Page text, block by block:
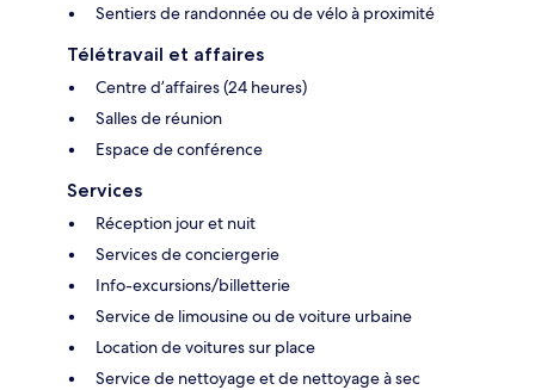
Sentiers de randonnée ou de vélo à proximité
Télétravail et affaires
Centre d’affaires (24 heures)
Salles de réunion
Espace de conférence
Services
Réception jour et nuit
Services de conciergerie
Info-excursions/billetterie
Service de limousine ou de voiture urbaine
Location de voitures sur place
Service de nettoyage et de nettoyage à sec